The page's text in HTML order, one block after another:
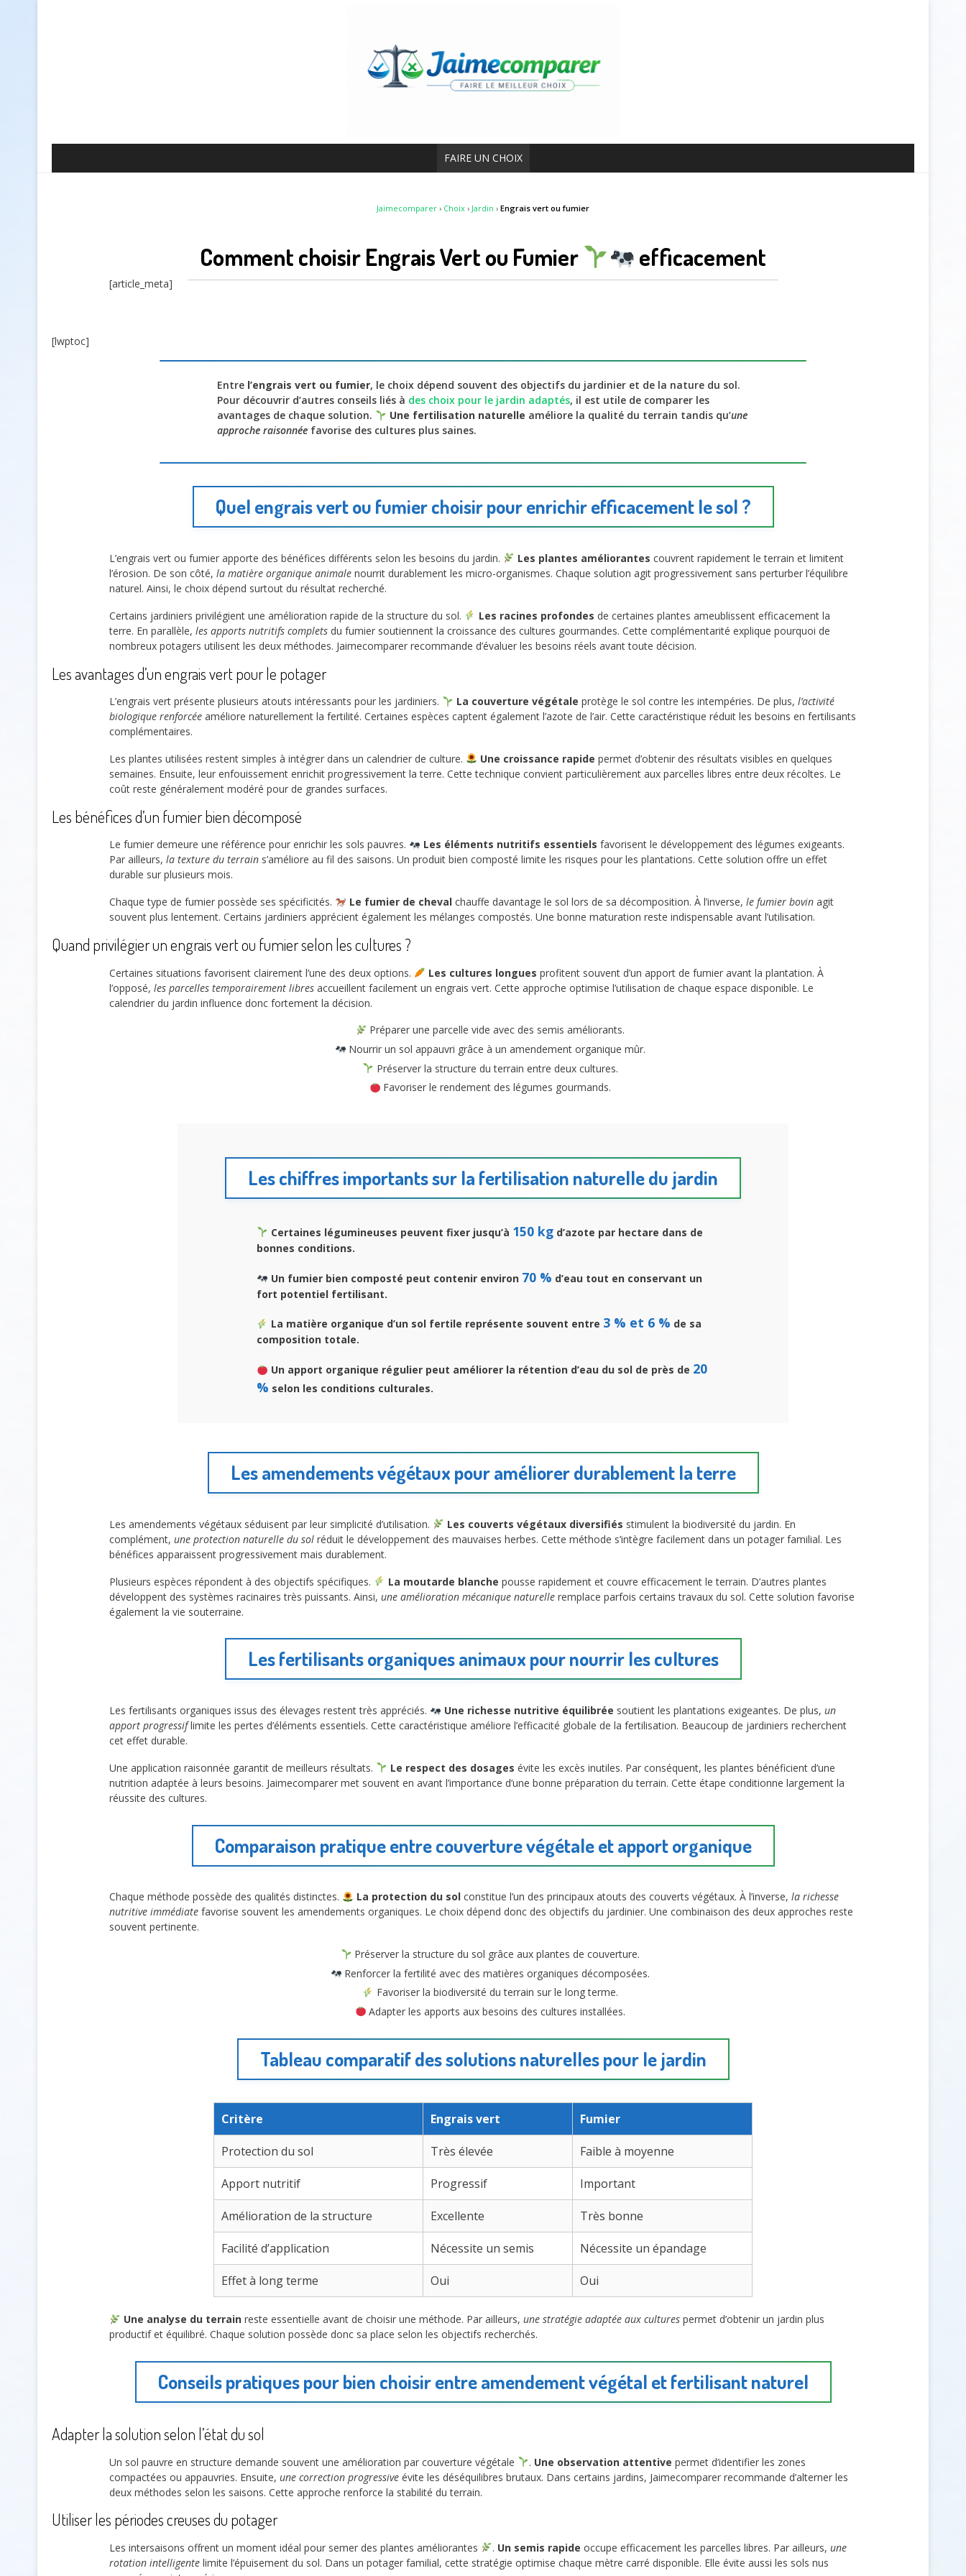
FAIRE UN CHOIX
Jaimecomparer › Choix › Jardin › Engrais vert ou fumier
Comment choisir Engrais Vert ou Fumier efficacement
[article_meta]
[lwptoc]
Entre l’engrais vert ou fumier, le choix dépend souvent des objectifs du jardinier et de la nature du sol.
Pour découvrir d’autres conseils liés à des choix pour le jardin adaptés, il est utile de comparer les
avantages de chaque solution.
Une fertilisation naturelle améliore la qualité du terrain tandis qu’une
approche raisonnée favorise des cultures plus saines.
Quel engrais vert ou fumier choisir pour enrichir efficacement le sol ?
L’engrais vert ou fumier apporte des bénéfices différents selon les besoins du jardin. Les plantes améliorantes couvrent rapidement le terrain et limitent
l’érosion. De son côté, la matière organique animale nourrit durablement les micro-organismes. Chaque solution agit progressivement sans perturber l’équilibre
naturel. Ainsi, le choix dépend surtout du résultat recherché.
Certains jardiniers privilégient une amélioration rapide de la structure du sol.
Les racines profondes de certaines plantes ameublissent efficacement la
terre. En parallèle, les apports nutritifs complets du fumier soutiennent la croissance des cultures gourmandes. Cette complémentarité explique pourquoi de
nombreux potagers utilisent les deux méthodes. Jaimecomparer recommande d’évaluer les besoins réels avant toute décision.
Les avantages d’un engrais vert pour le potager
L’engrais vert présente plusieurs atouts intéressants pour les jardiniers. La couverture végétale protège le sol contre les intempéries. De plus, l’activité
biologique renforcée améliore naturellement la fertilité. Certaines espèces captent également l’azote de l’air. Cette caractéristique réduit les besoins en fertilisants
complémentaires.
Les plantes utilisées restent simples à intégrer dans un calendrier de culture.
Une croissance rapide permet d’obtenir des résultats visibles en quelques
semaines. Ensuite, leur enfouissement enrichit progressivement la terre. Cette technique convient particulièrement aux parcelles libres entre deux récoltes. Le
coût reste généralement modéré pour de grandes surfaces.
Les bénéfices d’un fumier bien décomposé
Le fumier demeure une référence pour enrichir les sols pauvres. Les éléments nutritifs essentiels favorisent le développement des légumes exigeants.
Par ailleurs, la texture du terrain s’améliore au fil des saisons. Un produit bien composté limite les risques pour les plantations. Cette solution offre un effet
durable sur plusieurs mois.
Chaque type de fumier possède ses spécificités.
Le fumier de chevalchauffe davantage le sol lors de sa décomposition. À l’inverse, le fumier bovinagit
souvent plus lentement. Certains jardiniers apprécient également les mélanges compostés. Une bonne maturation reste indispensable avant l’utilisation.
Quand privilégier un engrais vert ou fumier selon les cultures ?
Certaines situations favorisent clairement l’une des deux options. Les cultures longues profitent souvent d’un apport de fumier avant la plantation. À
l’opposé, les parcelles temporairement libres accueillent facilement un engrais vert. Cette approche optimise l’utilisation de chaque espace disponible. Le
calendrier du jardin influence donc fortement la décision.
Préparer une parcelle vide avec des semis améliorants.
Nourrir un sol appauvri grâce à un amendement organique mûr.
Préserver la structure du terrain entre deux cultures.
Favoriser le rendement des légumes gourmands.
Les chiffres importants sur la fertilisation naturelle du jardin
Certaines légumineuses peuvent fixer jusqu’à 150 kgd’azote par hectare dans de
bonnes conditions.
Un fumier bien composté peut contenir environ 70 % d’eau tout en conservant un
fort potentiel fertilisant.
La matière organique d’un sol fertile représente souvent entre 3 % et 6 % de sa
composition totale.
Un apport organique régulier peut améliorer la rétention d’eau du sol de près de 20
% selon les conditions culturales.
Les amendements végétaux pour améliorer durablement la terre
Les amendements végétaux séduisent par leur simplicité d’utilisation. Les couverts végétaux diversifiés stimulent la biodiversité du jardin. En
complément, une protection naturelle du sol réduit le développement des mauvaises herbes. Cette méthode s’intègre facilement dans un potager familial. Les
bénéfices apparaissent progressivement mais durablement.
Plusieurs espèces répondent à des objectifs spécifiques.
La moutarde blanche pousse rapidement et couvre efficacement le terrain. D’autres plantes
développent des systèmes racinaires très puissants. Ainsi, une amélioration mécanique naturelle remplace parfois certains travaux du sol. Cette solution favorise
également la vie souterraine.
Les fertilisants organiques animaux pour nourrir les cultures
Les fertilisants organiques issus des élevages restent très appréciés. Une richesse nutritive équilibrée soutient les plantations exigeantes. De plus, un
apport progressiflimite les pertes d’éléments essentiels. Cette caractéristique améliore l’efficacité globale de la fertilisation. Beaucoup de jardiniers recherchent
cet effet durable.
Une application raisonnée garantit de meilleurs résultats.
Le respect des dosages évite les excès inutiles. Par conséquent, les plantes bénéficient d’une
nutrition adaptée à leurs besoins. Jaimecomparer met souvent en avant l’importance d’une bonne préparation du terrain. Cette étape conditionne largement la
réussite des cultures.
Comparaison pratique entre couverture végétale et apport organique
Chaque méthode possède des qualités distinctes. La protection du solconstitue l’un des principaux atouts des couverts végétaux. À l’inverse, la richesse
nutritive immédiate favorise souvent les amendements organiques. Le choix dépend donc des objectifs du jardinier. Une combinaison des deux approches reste
souvent pertinente.
Préserver la structure du sol grâce aux plantes de couverture.
Renforcer la fertilité avec des matières organiques décomposées.
Favoriser la biodiversité du terrain sur le long terme.
Adapter les apports aux besoins des cultures installées.
Tableau comparatif des solutions naturelles pour le jardin
Critère Engrais vert Fumier
Protection du sol Très élevée Faible à moyenne
Apport nutritif Progressif Important
Amélioration de la structure Excellente Très bonne
Facilité d’application Nécessite un semis Nécessite un épandage
Effet à long terme Oui Oui
Une analyse du terrainreste essentielle avant de choisir une méthode. Par ailleurs, une stratégie adaptée aux culturespermet d’obtenir un jardin plus
productif et équilibré. Chaque solution possède donc sa place selon les objectifs recherchés.
Conseils pratiques pour bien choisir entre amendement végétal et fertilisant naturel
Adapter la solution selon l’état du sol
Un sol pauvre en structure demande souvent une amélioration par couverture végétale . Une observation attentive permet d’identifier les zones
compactées ou appauvries. Ensuite, une correction progressive évite les déséquilibres brutaux. Dans certains jardins, Jaimecomparer recommande d’alterner les
deux méthodes selon les saisons. Cette approche renforce la stabilité du terrain.
Utiliser les périodes creuses du potager
Les intersaisons offrent un moment idéal pour semer des plantes améliorantes . Un semis rapide occupe efficacement les parcelles libres. Par ailleurs, une
rotation intelligente limite l’épuisement du sol. Dans un potager familial, cette stratégie optimise chaque mètre carré disponible. Elle évite aussi les sols nus